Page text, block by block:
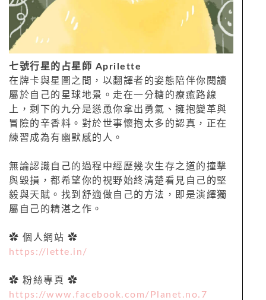
七號行星的占星師 Aprilette
在牌卡與星圖之間，以翻譯者的姿態陪伴你閱讀
屬於自己的星球地景。走在一分糖的療癒路線
上，剩下的九分是慫恿你拿出勇氣、擁抱變革與
冒險的辛香料。對於世事懷抱太多的認真，正在
練習成為有幽默感的人。
無論認識自己的過程中經歷幾次生存之道的撞擊
與毀損，都希望你的視野始終清楚看見自己的堅
毅與天賦。找到舒適做自己的方法，即是演繹獨
屬自己的精湛之作。
✿ 個人網站 ✿
https://lette.in/
✿ 粉絲專頁 ✿
https://www.facebook.com/Planet.no.7